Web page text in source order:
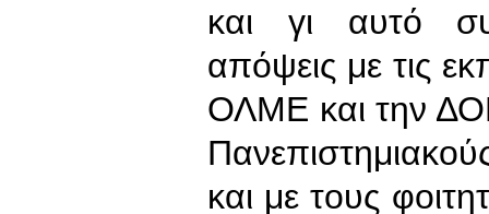
και γι αυτό
απόψεις με τις
ΟΛΜΕ και την
και με τους